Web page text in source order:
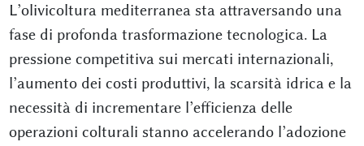
L’olivicoltura mediterranea sta attraversando una
fase di profonda trasformazione tecnologica. La
pressione competitiva sui mercati internazionali,
l’aumento dei costi produttivi, la scarsità idrica e la
necessità di incrementare l’efficienza delle
operazioni colturali stanno accelerando l’adozione